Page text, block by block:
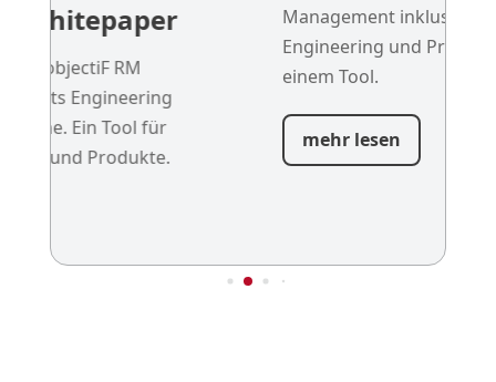
Management inklusive Requirements
Engineering und Projektplanung in
einem Tool.
mehr lesen